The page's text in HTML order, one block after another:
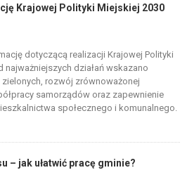
Krajowej Polityki Miejskiej 2030
dotyczącą realizacji Krajowej Polityki
najważniejszych działań wskazano
rozwój zrównoważonej
samorządów oraz zapewnienie
społecznego i komunalnego.
– jak ułatwić pracę gminie?